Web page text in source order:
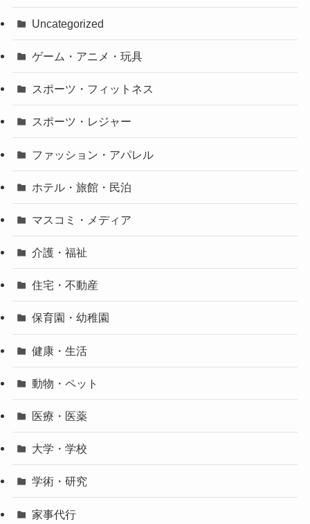
Uncategorized
ゲーム・アニメ・玩具
スポーツ・フィットネス
スポーツ・レジャー
ファッション・アパレル
ホテル・旅館・民泊
マスコミ・メディア
介護・福祉
住宅・不動産
保育園・幼稚園
健康・生活
動物・ペット
医療・医薬
大学・学校
学術・研究
家事代行